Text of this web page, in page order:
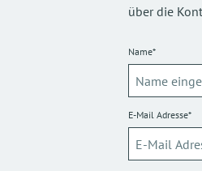
über die
Name*
E-Mail Adresse*